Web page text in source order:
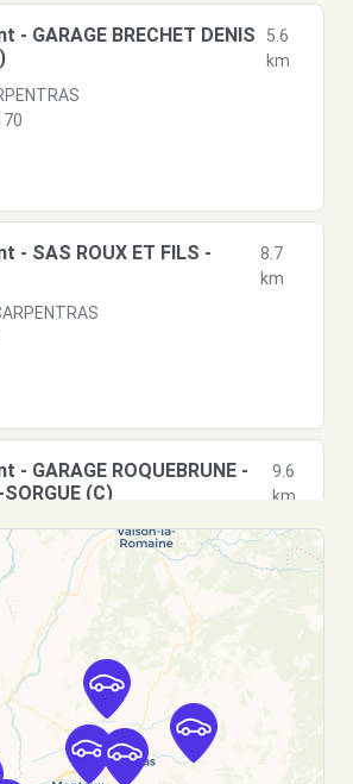
- GARAGE BRECHET DENIS
5.6
km
- SAS ROUX ET FILS -
8.7
km
- GARAGE ROQUEBRUNE -
(C)
9.6
km
84800
- GARAGE BRUN SARL -